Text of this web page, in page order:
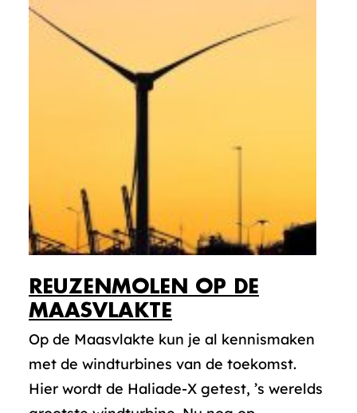
REUZENMOLEN OP DE
MAASVLAKTE
Op de Maasvlakte kun je al kennismaken
met de windturbines van de toekomst.
Hier wordt de Haliade-X getest, ’s werelds